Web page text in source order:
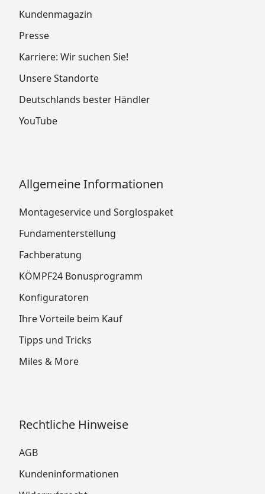
Kundenmagazin
Presse
Karriere: Wir suchen Sie!
Unsere Standorte
Deutschlands bester Händler
YouTube
Allgemeine Informationen
Montageservice und Sorglospaket
Fundamenterstellung
Fachberatung
KÖMPF24 Bonusprogramm
Konfiguratoren
Ihre Vorteile beim Kauf
Tipps und Tricks
Miles & More
Rechtliche Hinweise
AGB
Kundeninformationen